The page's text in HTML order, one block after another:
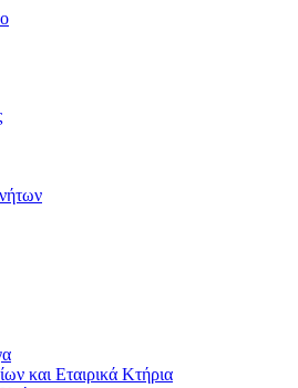
και Εταιρικά Κτήρια